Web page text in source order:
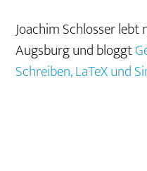
Joachim Schlosser lebt
Augsburg und bloggt
Schreiben, LaTeX und